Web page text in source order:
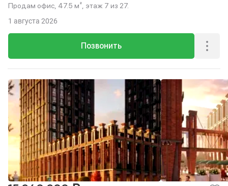
Продам офис, 47.5 м², этаж 7 из 27.
Позвонить
1 августа 2026